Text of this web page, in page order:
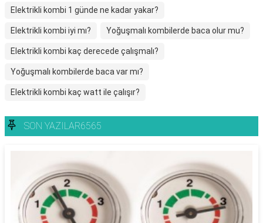
Elektrikli kombi 1 günde ne kadar yakar?
Elektrikli kombi iyi mı? Yoğuşmalı kombilerde baca olur mu?
Elektrikli kombi kaç derecede çalışmalı?
Yoğuşmalı kombilerde baca var mı?
Elektrikli kombi kaç watt ile çalışır?
SON YAZILAR6565